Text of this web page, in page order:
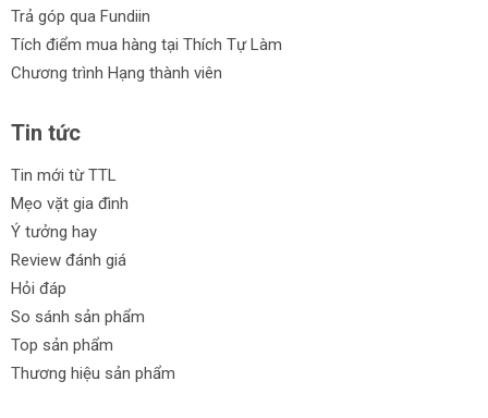
Trả góp qua Fundiin
Tích điểm mua hàng tại Thích Tự Làm
Chương trình Hạng thành viên
Tin tức
Tin mới từ TTL
Mẹo vặt gia đình
Ý tưởng hay
Review đánh giá
Hỏi đáp
So sánh sản phẩm
Top sản phẩm
Thương hiệu sản phẩm